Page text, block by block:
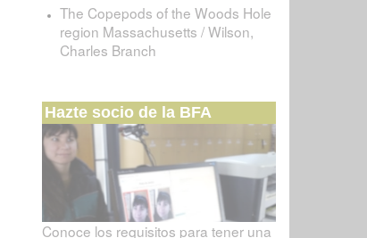
The Copepods of the Woods Hole
region Massachusetts / Wilson,
Charles Branch
Hazte socio de la BFA
Conoce los requisitos para tener una